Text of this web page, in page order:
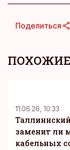
Поделиться
11.06.26, 10:33
Таллиннский
заменит ли
кабельных